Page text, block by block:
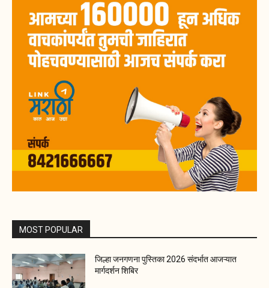
MOST POPULAR
जिल्हा जनगणना पुस्तिका 2026 संदर्भात आजऱ्यात
मार्गदर्शन शिबिर